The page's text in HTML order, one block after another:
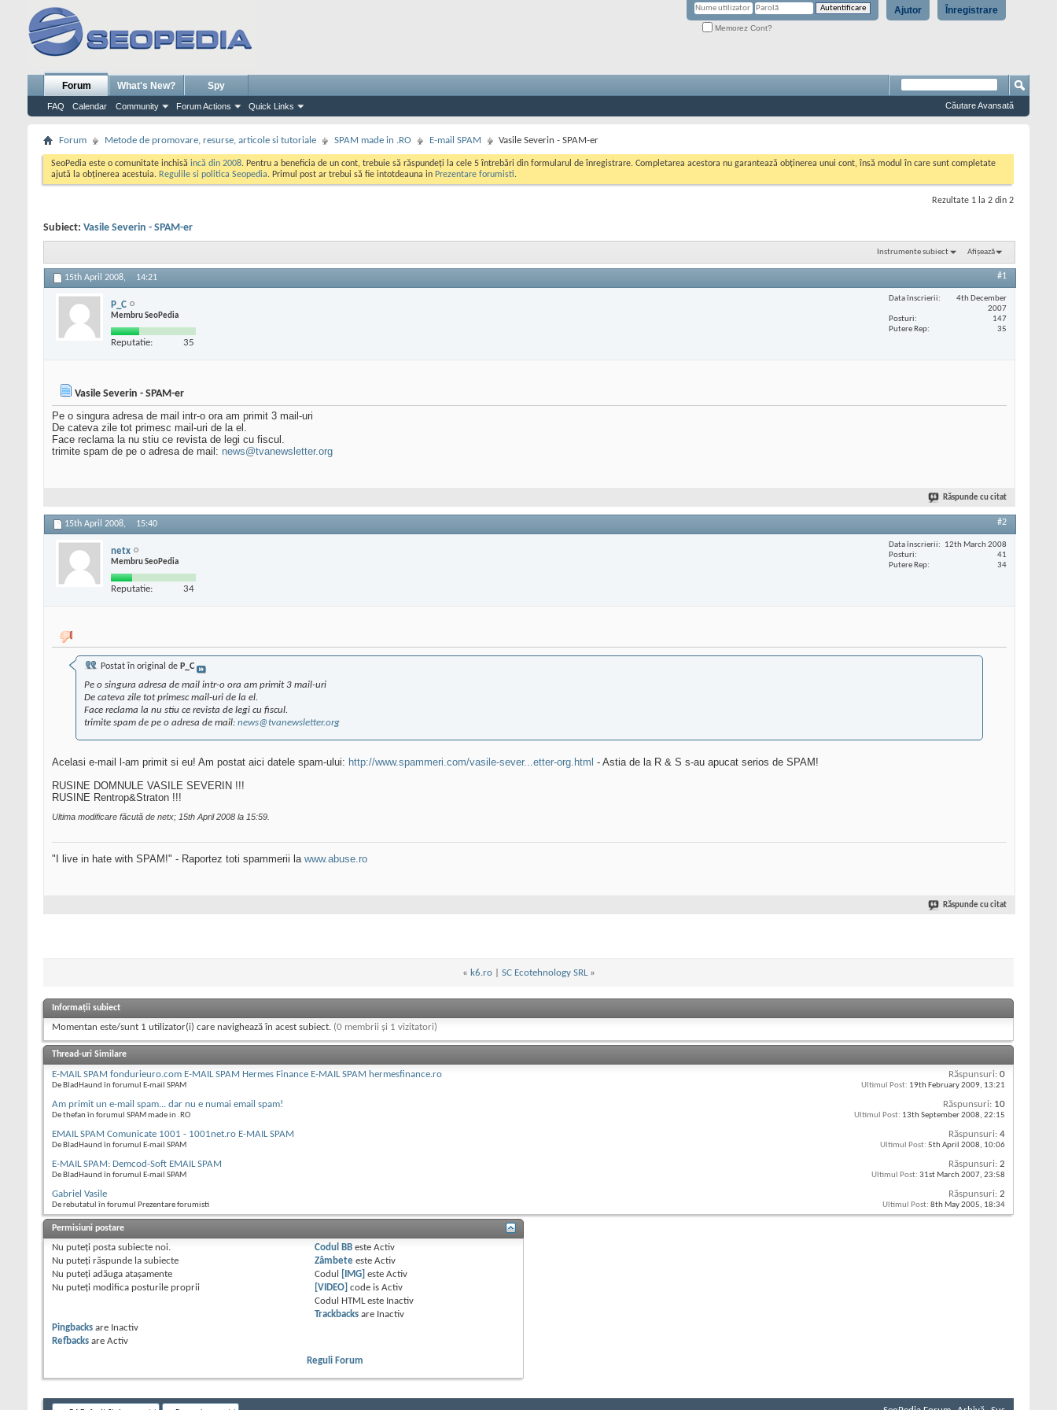
Înregistrare
Ajutor
Memorez Cont?
Forum
FAQ Calendar Community Forum Actions Quick Links
What's New? Spy
Căutare Avansată
Forum Metode de promovare, resurse, articole si tutoriale SPAM made in .RO E-mail SPAM Vasile Severin - SPAM-er
SeoPedia este o comunitate inchisă incă din 2008. Pentru a beneficia de un cont, trebuie să răspundeți la cele 5 întrebări din formularul de înregistrare. Completarea acestora nu garantează obținerea unui cont, însă modul în care sunt completate
ajută la obținerea acestuia. Regulile si politica Seopedia. Primul post ar trebui să fie intotdeauna in Prezentare forumisti.
Rezultate 1 la 2 din 2
Subiect: Vasile Severin - SPAM-er
Instrumente subiect Afișează
15th April 2008, 14:21 #1
P_C
Membru SeoPedia
Reputatie: 35
Data înscrierii
4th December
2007
Posturi
147
Putere Rep
35
Vasile Severin - SPAM-er
Pe o singura adresa de mail intr-o ora am primit 3 mail-uri
De cateva zile tot primesc mail-uri de la el.
Face reclama la nu stiu ce revista de legi cu fiscul.
trimite spam de pe o adresa de mail: news@tvanewsletter.org
Răspunde cu citat
15th April 2008, 15:40 #2
netx
Membru SeoPedia
Reputatie: 34
Data înscrierii
12th March 2008
Posturi
41
Putere Rep
34
Postat în original de P_C
Pe o singura adresa de mail intr-o ora am primit 3 mail-uri
De cateva zile tot primesc mail-uri de la el.
Face reclama la nu stiu ce revista de legi cu fiscul.
trimite spam de pe o adresa de mail: news@tvanewsletter.org
Acelasi e-mail l-am primit si eu! Am postat aici datele spam-ului: http://www.spammeri.com/vasile-sever...etter-org.html - Astia de la R & S s-au apucat serios de SPAM!
RUSINE DOMNULE VASILE SEVERIN !!!
RUSINE Rentrop&Straton !!!
Ultima modificare făcută de netx; 15th April 2008 la 15:59
"I live in hate with SPAM!" - Raportez toti spammerii la www.abuse.ro
Răspunde cu citat
« k6.ro| SC Ecotehnology SRL »
Informații subiect
Momentan este/sunt 1 utilizator(i) care navighează în acest subiect. (0 membrii și 1 vizitatori)
Thread-uri Similare
E-MAIL SPAM fondurieuro.com E-MAIL SPAM Hermes Finance E-MAIL SPAM hermesfinance.ro
De BladHaund în forumul E-mail SPAM
Răspunsuri: 0
Ultimul Post: 19th February 2009, 13:21
Am primit un e-mail spam... dar nu e numai email spam!
De thefan în forumul SPAM made in .RO
Răspunsuri: 10
Ultimul Post: 13th September 2008, 22:15
EMAIL SPAM Comunicate 1001 - 1001net.ro E-MAIL SPAM
De BladHaund în forumul E-mail SPAM
Răspunsuri: 4
Ultimul Post: 5th April 2008, 10:06
E-MAIL SPAM: Demcod-Soft EMAIL SPAM
De BladHaund în forumul E-mail SPAM
Răspunsuri: 2
Ultimul Post: 31st March 2007, 23:58
Gabriel Vasile
De rebutatul în forumul Prezentare forumisti
Răspunsuri: 2
Ultimul Post: 8th May 2005, 18:34
Permisiuni postare
Nu puteţi posta subiecte noi.
Nu puteţi răspunde la subiecte
Nu puteţi adăuga ataşamente
Nu puteţi modifica posturile proprii
Codul BB esteActiv
Zâmbete esteActiv
Codul
[IMG] esteActiv
[VIDEO] code isActiv
Codul HTML este Inactiv
Trackbacks are Inactiv
Pingbacks are Inactiv
Refbacks are Activ
Reguli Forum